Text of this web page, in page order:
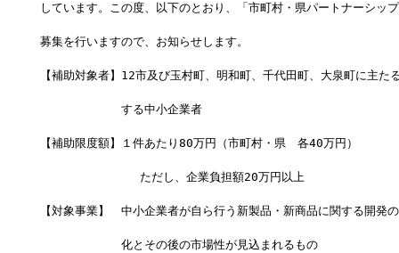
しています。この度、以下のとおり、「市町村・県パートナーシッ
募集を行いますので、お知らせします。
【補助対象者】12市及び玉村町、明和町、千代田町、大泉町に主た
する中小企業者
【補助限度額】１件あたり80万円（市町村・県　各40万円）
              ただし、企業負担額20万円以上
【対象事業】　中小企業者が自ら行う新製品・新商品に関する開発
化とその後の市場性が見込まれるもの